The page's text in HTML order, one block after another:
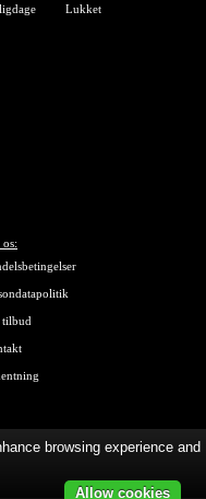
Lukket
os:
tilbud
browsing experience and
Allow cookies